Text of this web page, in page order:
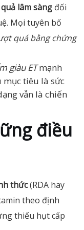
lâm sàng đối
Mọi tuyên bố
quá bằng chứng
giàu ETmạnh
mục tiêu là sức
vẫn là chiến
điều
thức(RDA hay
theo định
thiếu hụt cấp